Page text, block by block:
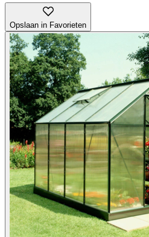
Opslaan in Favorieten